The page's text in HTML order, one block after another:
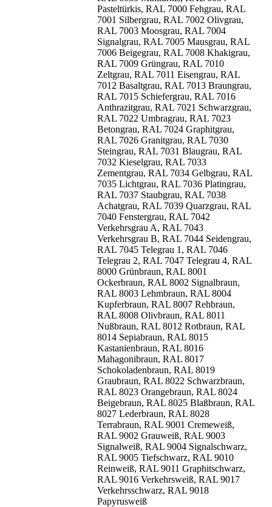
Pasteltürkis, RAL 7000 Fehgrau, RAL
7001 Silbergrau, RAL 7002 Olivgrau,
RAL 7003 Moosgrau, RAL 7004
Signalgrau, RAL 7005 Mausgrau, RAL
7006 Beigegrau, RAL 7008 Khakigrau,
RAL 7009 Grüngrau, RAL 7010
Zeltgrau, RAL 7011 Eisengrau, RAL
7012 Basaltgrau, RAL 7013 Braungrau,
RAL 7015 Schiefergrau, RAL 7016
Anthrazitgrau, RAL 7021 Schwarzgrau,
RAL 7022 Umbragrau, RAL 7023
Betongrau, RAL 7024 Graphitgrau,
RAL 7026 Granitgrau, RAL 7030
Steingrau, RAL 7031 Blaugrau, RAL
7032 Kieselgrau, RAL 7033
Zementgrau, RAL 7034 Gelbgrau, RAL
7035 Lichtgrau, RAL 7036 Platingrau,
RAL 7037 Staubgrau, RAL 7038
Achatgrau, RAL 7039 Quarzgrau, RAL
7040 Fenstergrau, RAL 7042
Verkehrsgrau A, RAL 7043
Verkehrsgrau B, RAL 7044 Seidengrau,
RAL 7045 Telegrau 1, RAL 7046
Telegrau 2, RAL 7047 Telegrau 4, RAL
8000 Grünbraun, RAL 8001
Ockerbraun, RAL 8002 Signalbraun,
RAL 8003 Lehmbraun, RAL 8004
Kupferbraun, RAL 8007 Rehbraun,
RAL 8008 Olivbraun, RAL 8011
Nußbraun, RAL 8012 Rotbraun, RAL
8014 Sepiabraun, RAL 8015
Kastanienbraun, RAL 8016
Mahagonibraun, RAL 8017
Schokoladenbraun, RAL 8019
Graubraun, RAL 8022 Schwarzbraun,
RAL 8023 Orangebraun, RAL 8024
Beigebraun, RAL 8025 Blaßbraun, RAL
8027 Lederbraun, RAL 8028
Terrabraun, RAL 9001 Cremeweiß,
RAL 9002 Grauweiß, RAL 9003
Signalweiß, RAL 9004 Signalschwarz,
RAL 9005 Tiefschwarz, RAL 9010
Reinweiß, RAL 9011 Graphitschwarz,
RAL 9016 Verkehrsweiß, RAL 9017
Verkehrsschwarz, RAL 9018
Papyrusweiß